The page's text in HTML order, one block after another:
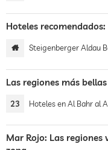
Hoteles
Steigenberger Aldau
Las regiones más
23 Hoteles en Al Bahr al
Mar Rojo: Las regiones